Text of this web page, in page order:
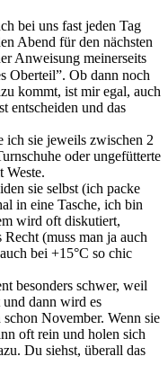
bei uns fast jeden Tag
Abend für den nächsten
Anweisung meinerseits
Oberteil”. Ob dann noch
kommt, ist mir egal, auch
entscheiden und das
ich sie jeweils zwischen 2
oder ungefütterte
Weste.
sie selbst (ich packe
in eine Tasche, ich bin
wird oft diskutiert,
(muss man ja auch
bei +15°C so chic
besonders schwer, weil
dann wird es
November. Wenn sie
oft rein und holen sich
Du siehst, überall das